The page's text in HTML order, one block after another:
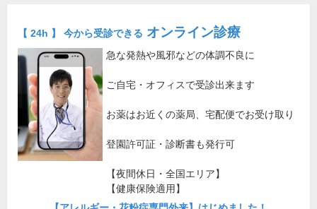
【 24h 】 今から受診できる オンライン診療
急な発熱や風邪などの体調不良に
ご自宅・オフィスで受診出来ます
お薬はお近くの薬局、宅配便でお受け取り
登園許可証・診断書も発行可
【夜間休日・全国エリア】
【健康保険適用】